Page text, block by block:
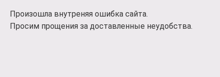
Стильная зайка Мэри понравится и детям, и взрослым!
Такую игрушку очень приятно получить в подарок.
Произошла внутреняя ошибка сайта.
Просим прощения за доставленные неудобства.